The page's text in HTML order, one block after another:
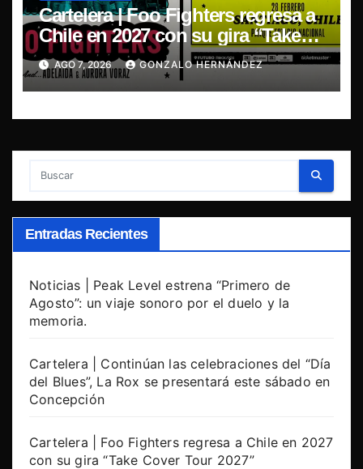
Cartelera | Foo Fighters regresa a
Chile en 2027 con su gira “Take
Cover Tour 2027”
AGO 7, 2026 GONZALO HERNÁNDEZ
Entradas Recientes
Noticias | Peak Level estrena “Primero de
Agosto”: un viaje sonoro por el duelo y la
memoria.
Cartelera | Continúan las celebraciones del “Día
del Blues”, La Rox se presentará este sábado en
Concepción
Cartelera | Foo Fighters regresa a Chile en 2027
con su gira “Take Cover Tour 2027”